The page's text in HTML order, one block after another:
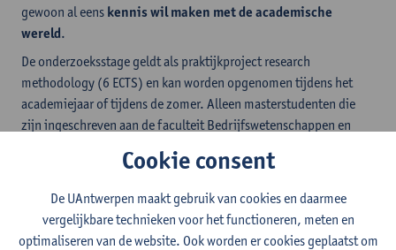
gewoon al eens kennis wil maken met de academische
wereld.
De onderzoeksstage geldt als praktijkproject research
methodology (6 ECTS) en kan worden opgenomen tijdens het
academiejaar of tijdens de zomer. Alleen masterstudenten die
zijn ingeschreven aan de faculteit Bedrijfswetenschappen en
Oscar deed een onderzoeksstage tijdens zijn
master in Economic Policy
Cookie consent
De UAntwerpen maakt gebruik van cookies en daarmee
vergelijkbare technieken voor het functioneren, meten en
optimaliseren van de website. Ook worden er cookies geplaatst om